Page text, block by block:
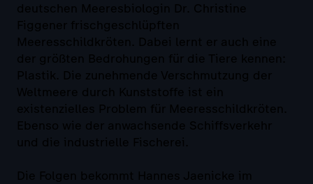
deutschen Meeresbiologin Dr. Christine
Figgener frischgeschlüpften
Meeresschildkröten. Dabei lernt er auch eine
der größten Bedrohungen für die Tiere kennen:
Plastik. Die zunehmende Verschmutzung der
Weltmeere durch Kunststoffe ist ein
existenzielles Problem für Meeresschildkröten.
Ebenso wie der anwachsende Schiffsverkehr
und die industrielle Fischerei.
Die Folgen bekommt Hannes Jaenicke im